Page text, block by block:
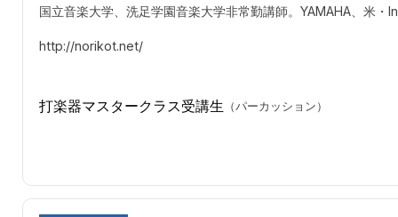
国立音楽大学、洗足学園音楽大学非常勤講師。YAMAHA、米
http://norikot.net/
打楽器マスタークラス受講生 （パーカッション）